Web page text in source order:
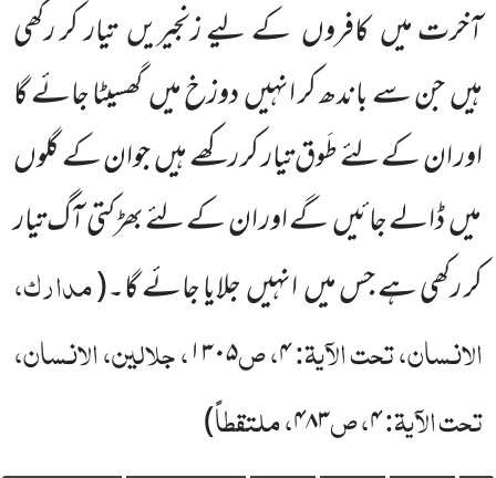
آخرت میںکافروں کے لیے زنجیریںتیار کر رکھی
ہیںجن سے باندھ کر انہیںدوزخ میںگھسیٹا جائے گا
اور ان کے لئے طَوق تیار کر رکھے ہیںجوان کے گلوں
میںڈالے جائیںگے اور ان کے لئے بھڑکتی آگ تیار
کر رکھی ہے جس میںانہیںجلایا جائے گا۔(مدارک،
الانسان، تحت الآیۃ:۴، ص۱۳۰۵، جلالین، الانسان،
تحت الآیۃ:۴، ص۴۸۳، ملتقطاً)